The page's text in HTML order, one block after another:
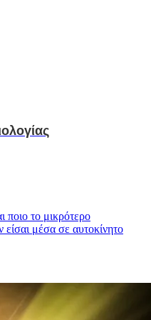
ποιο το μικρότερο
είσαι μέσα σε αυτοκίνητο